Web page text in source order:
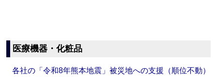
医療機器・化粧品
各社の「令和8年熊本地震」被災地への支援（順位不動）